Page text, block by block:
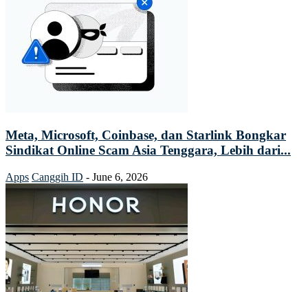
Meta, Microsoft, Coinbase, dan Starlink Bongkar
Sindikat Online Scam Asia Tenggara, Lebih dari...
Apps Canggih ID - June 6, 2026